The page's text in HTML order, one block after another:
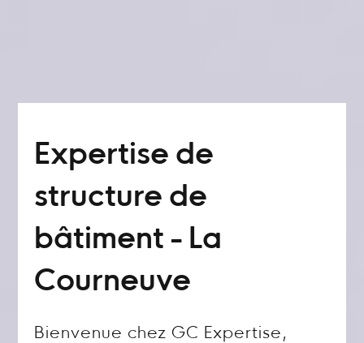
Expertise de
structure de
bâtiment - La
Courneuve
Bienvenue chez GC Expertise,